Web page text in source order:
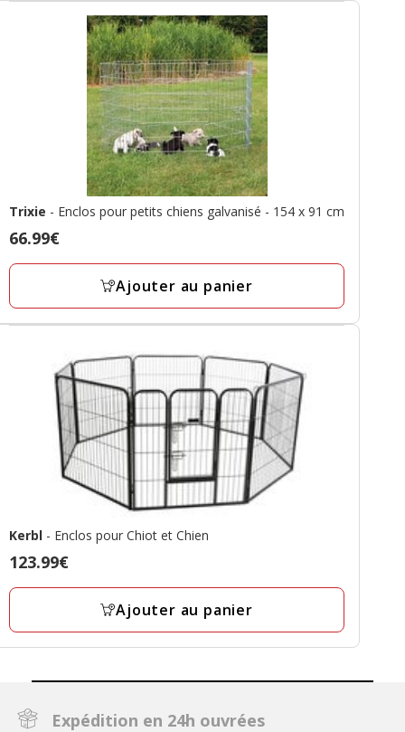
Trixie - Enclos pour petits chiens galvanisé - 154 x 91 cm
Prix
66.99€
66.99€
Ajouter au panier
Kerbl - Enclos pour Chiot et Chien
Prix
123.99€
123.99€
Ajouter au panier
Expédition en 24h ouvrées